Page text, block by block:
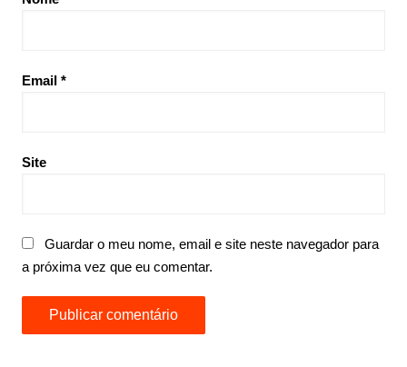
Email *
Site
Guardar o meu nome, email e site neste navegador para
a próxima vez que eu comentar.